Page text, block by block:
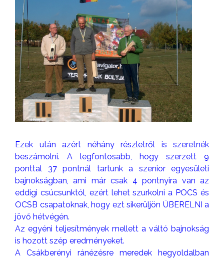
Ezek után azért néhány részletről is szeretnék
beszámolni. A legfontosabb, hogy szerzett 9
ponttal 37 pontnál tartunk a szenior egyesületi
bajnokságban, ami már csak 4 pontnyira van az
eddigi csúcsunktól, ezért lehet szurkolni a POCS és
OCSB csapatoknak, hogy ezt sikerüljön ÜBERELNI a
jövő hétvégén.
Az egyéni teljesítmények mellett a váltó bajnokság
is hozott szép eredményeket.
A Csákberényi ránézésre meredek hegyoldalban